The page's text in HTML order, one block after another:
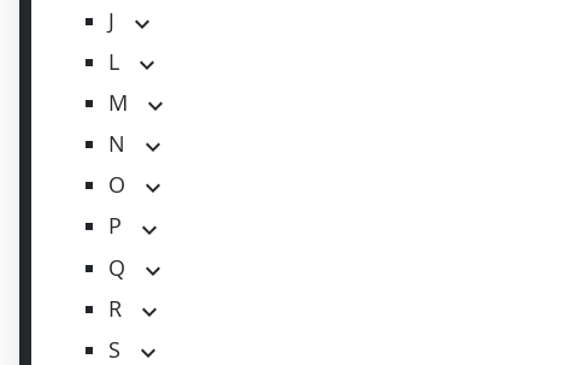
J
L
M
N
O
P
Q
R
S